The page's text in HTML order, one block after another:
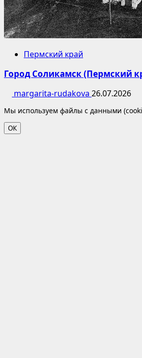
Пермский край
Город Соликамск (Пермский
margarita-rudakova 26.07.2026
Мы используем файлы с данными
ОК